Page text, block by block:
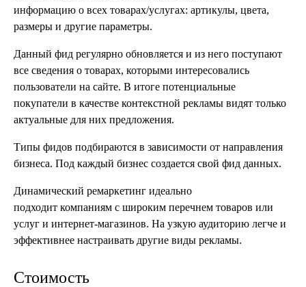
информацию о всех товарах/услугах: артикулы, цвета,
размеры и другие параметры.
Данный фид регулярно обновляется и из него поступают
все сведения о товарах, которыми интересовались
пользователи на сайте. В итоге потенциальные
покупатели в качестве контекстной рекламы видят только
актуальные для них предложения.
Типы фидов подбираются в зависимости от направления
бизнеса. Под каждый бизнес создается свой фид данных.
Динамический ремаркетинг идеально
подходит компаниям с широким перечнем товаров или
услуг и интернет-магазинов. На узкую аудиторию легче и
эффективнее настраивать другие виды рекламы.
Стоимость